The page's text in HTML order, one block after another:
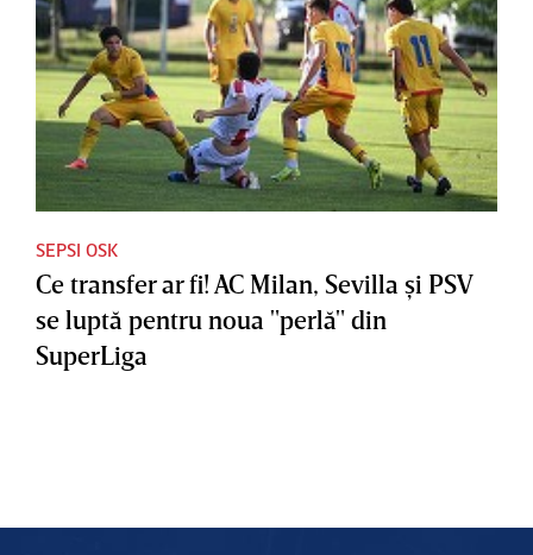
SEPSI OSK
Ce transfer ar fi! AC Milan, Sevilla şi PSV
se luptă pentru noua "perlă" din
SuperLiga